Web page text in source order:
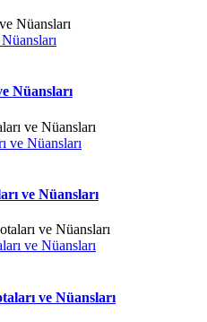
Nüansları
ve Nüansları
ve Nüansları
ve Nüansları
ve Nüansları